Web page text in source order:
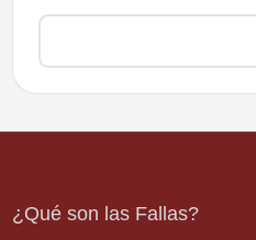
¿Qué son las Fallas?